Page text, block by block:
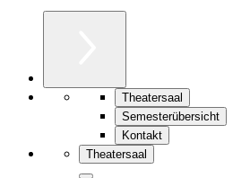
Theatersaal
Semesterübersicht
Kontakt
Theatersaal